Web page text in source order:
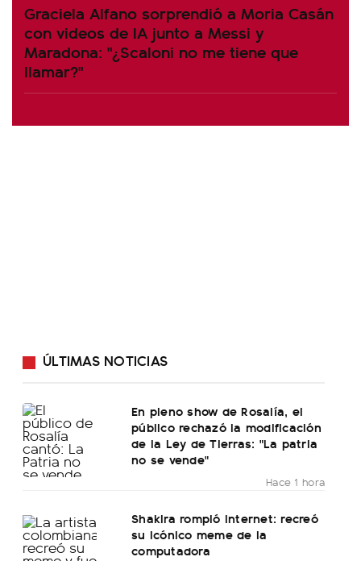
Graciela Alfano sorprendió a Moria Casán
con videos de IA junto a Messi y
Maradona: "¿Scaloni no me tiene que
llamar?"
ÚLTIMAS NOTICIAS
En pleno show de Rosalía, el
público rechazó la modificación
de la Ley de Tierras: "La patria
no se vende"
Hace 1 hora
Shakira rompió internet: recreó
su icónico meme de la
computadora